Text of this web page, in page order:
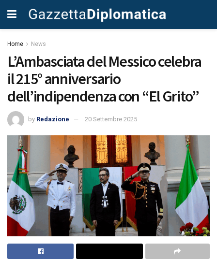
Home News
L’Ambasciata del Messico celebra
il 215° anniversario
dell’indipendenza con “El Grito”
by Redazione 20 Settembre 2025